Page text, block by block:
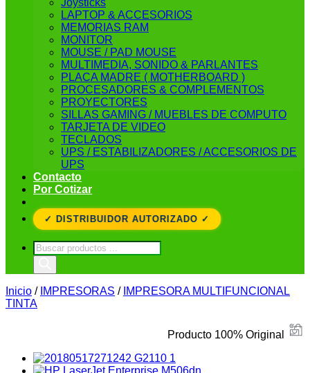
Joysticks
LAPTOP & ACCESORIOS
MEMORIAS RAM
MONITOR
MOUSE / PAD MOUSE
MULTIMEDIA, SONIDO & PARLANTES
PLACA MADRE ( MOTHERBOARD )
PROCESADORES & COMPLEMENTOS
PROYECTORES
SILLAS GAMING / MUEBLES DE COMPUTO
TARJETA DE VIDEO
TECLADOS
UPS / ESTABILIZADORES / ACCESORIOS DE
UPS
Contacto
Por Cotizar
✓ DISTRIBUIDOR AUTORIZADO ✓
Búsqueda
de
productos
Inicio / IMPRESORAS / IMPRESORA MULTIFUNCIONAL
TINTA
Producto 100% Original